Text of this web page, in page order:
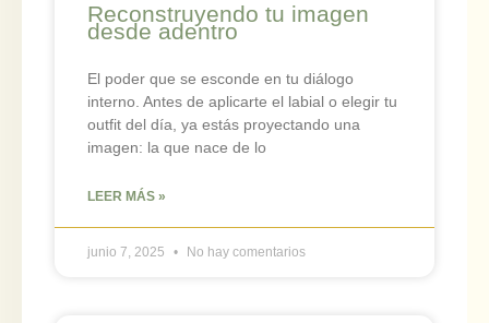
Reconstruyendo tu imagen
desde adentro
El poder que se esconde en tu diálogo
interno. Antes de aplicarte el labial o elegir tu
outfit del día, ya estás proyectando una
imagen: la que nace de lo
LEER MÁS »
junio 7, 2025 No hay comentarios